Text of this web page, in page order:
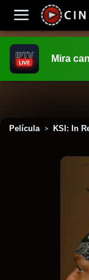
Mira
Película > KSI: In